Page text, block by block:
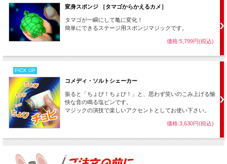
変身スポンジ ［タマゴからかえるカメ］
タマゴが一瞬にして亀に変化！
簡単にできるステージ用スポンジマジックです。
価格:5,799円(税込)
PICK UP
コメディ・ソルトシェーカー
振ると「ちょび！ちょび！」と、思わず笑いのこみ上げる愉
快な音の鳴る塩ビンです。
マジックの演技で楽しいアクセントとしてお使い下さい。
価格:3,630円(税込)